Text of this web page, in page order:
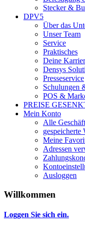
Stecker &
DPV5
Über das
Unser Team
Service
Praktisches
Deine
Densys
Presseservice
Schulungen
POS &
PREISE
Mein Konto
Alle
gespeicherte
Meine
Adressen
Ausloggen
Willkommen
Loggen Sie sich ein.